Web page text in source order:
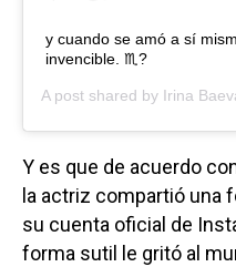
y cuando se amó a sí
invencible. ♏️?
A post shared by Irina
Y es que de acuerdo
la actriz compartió una
su cuenta oficial de
forma sutil le gritó al